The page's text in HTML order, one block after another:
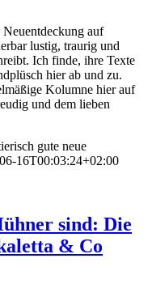
Neuentdeckung auf
lustig, traurig und
Ich finde, ihre Texte
hier ab und zu.
Kolumne hier auf
und dem lieben
gute neue
16T00:03:24+02:00
sind: Die
& Co